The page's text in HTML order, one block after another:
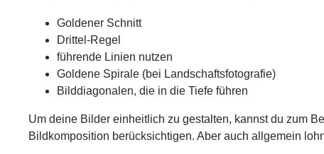
Goldener Schnitt
Drittel-Regel
führende Linien nutzen
Goldene Spirale (bei Landschaftsfotografie)
Bilddiagonalen, die in die Tiefe führen
Um deine Bilder einheitlich zu gestalten, kannst du zum
Bildkomposition berücksichtigen. Aber auch allgemein